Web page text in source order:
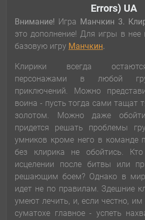
Errors) UA
Внимание! Игра Манчкин 3.
это дополнение! Для игры в
базовую игру Манчкин.
Клирики всегда
персонажами в любой
приключений. Можно
воина - пусть тогда сами тащат
золотом. Можно даже
придется решать проблемы
умников кроме него в команде
без клирика не обойтись.
исцелении после битвы или
решающим боем? Однако в
идет не по правилам. Здешние
умеют лечить, и, если честно,
суматохе главное - успеть